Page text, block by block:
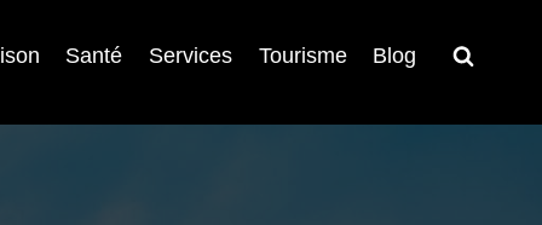
Santé Services Tourisme Blog